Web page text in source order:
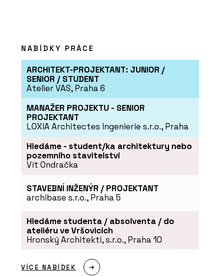
ČLÁNKY
Nová verze vizualizačního
programu Twinmotion
vylepšení, která ocení
architekti
ČLÁNKY
architektura, uvnitř
kvalitní prostory pro
NABÍDKY PRÁCE
ARCHITEKT-PROJEKTANT: JUNIOR /
SENIOR / STUDENT
Atelier VAS, Praha 6
MANAŽER PROJEKTU - SENIOR
PROJEKTANT
LOXIA Architectes Ingenierie s.r.o., Praha
Hledáme - student/ka architektury nebo
pozemního stavitelství
Vít Ondračka
STAVEBNÍ INŽENÝR / PROJEKTANT
archibase s.r.o., Praha 5
Hledáme studenta / absolventa / do
ateliéru ve Vršovicích
Hronský Architekti, s.r.o., Praha 10
VÍCE NABÍDEK